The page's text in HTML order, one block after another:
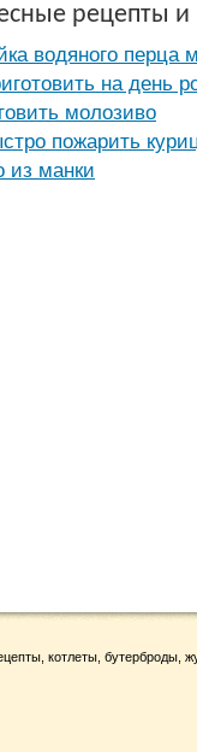
рецепты
водяного перца
на день
молозиво
пожарить
из манки
котлеты, бутерброды,